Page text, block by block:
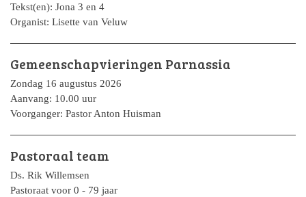
Tekst(en): Jona 3 en 4
Organist: Lisette van Veluw
Gemeenschapvieringen Parnassia
Zondag 16 augustus 2026
Aanvang: 10.00 uur
Voorganger: Pastor Anton Huisman
Pastoraal team
Ds. Rik Willemsen
Pastoraat voor 0 - 79 jaar